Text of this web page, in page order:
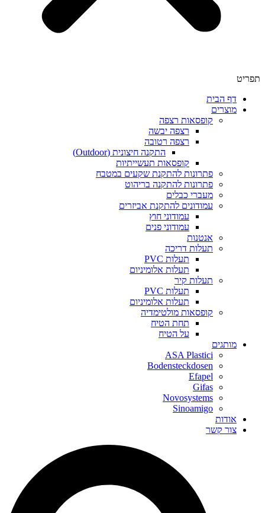
תפריט
דף הבית
מוצרים
קופסאות רצפה
רצפה יבשה
רצפה רטובה
התקנה חיצונית (Outdoor)
קופסאות תעשייתיות
פתרונות להתקנת שקעים במטבח
פתרונות להתקנה בריהוט
מעברי כבלים
עמודונים להתקנת אביזרים
עמודוני חוץ
עמודוני פנים
אנטנות
תעלות דריכה
תעלות PVC
תעלות אלומיניום
תעלות קיר
תעלות PVC
תעלות אלומיניום
קופסאות מולטימדיה
תחת הטיח
על הטיח
מותגים
ASA Plastici
Bodensteckdosen
Efapel
Gifas
Novosystems
Sinoamigo
אודות
צור קשר